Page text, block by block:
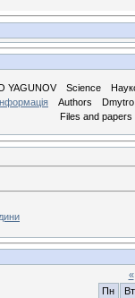
YAGUNOV Science
Authors
Files and papers
«
Пн
Вт